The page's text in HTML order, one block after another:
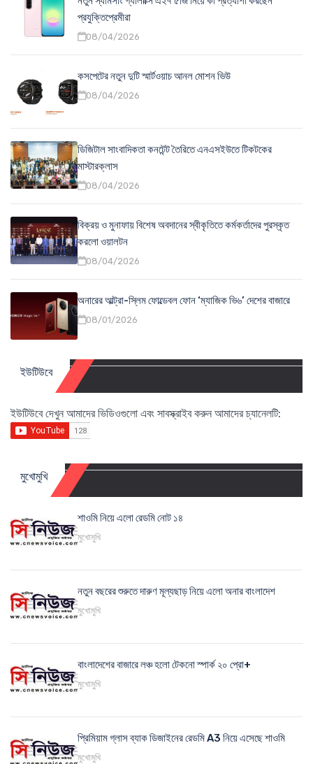
প্রযুক্তিপ্রেমীরা
08/04/2026
কসপেটের নতুন দুটি স্মার্টওয়াচ আনল মোশন ভিউ
08/04/2026
ডিজিটাল সাংবাদিকতা কনটেন্ট তৈরিতে এনএসইউতে টিকটকের
মাস্টারক্লাস
08/04/2026
বিক্রয় ও মুনাফায় বিশেষ অবদানের স্বীকৃতিতে কর্মকর্তাদের পুরস্কৃত
করলো ওয়ালটন
08/04/2026
অনারের আল্ট্রা-স্লিম ফোল্ডেবল ফোন ‘ম্যাজিক ভি৬’ দেশের বাজারে
08/01/2026
ইউটিউবে
ইউটিউবে দেখুন আমাদের ভিডিওগুলো এবং সাবস্ক্রাইব করুন আমাদের চ্যানেলটি:
মুখোমুখি
শাওমি নিয়ে এলো রেডমি নোট ১৪
মুখোমুখি
নতুন বছরের শুরুতে দারুণ মূল্যছাড় নিয়ে এলো অনার বাংলাদেশ
মুখোমুখি
বাংলাদেশের বাজারে লঞ্চ হলো টেকনো স্পার্ক ২০ প্রো+
মুখোমুখি
প্রিমিয়াম গ্লাস ব্যাক ডিজাইনের রেডমি A3 নিয়ে এসেছে শাওমি
মুখোমুখি